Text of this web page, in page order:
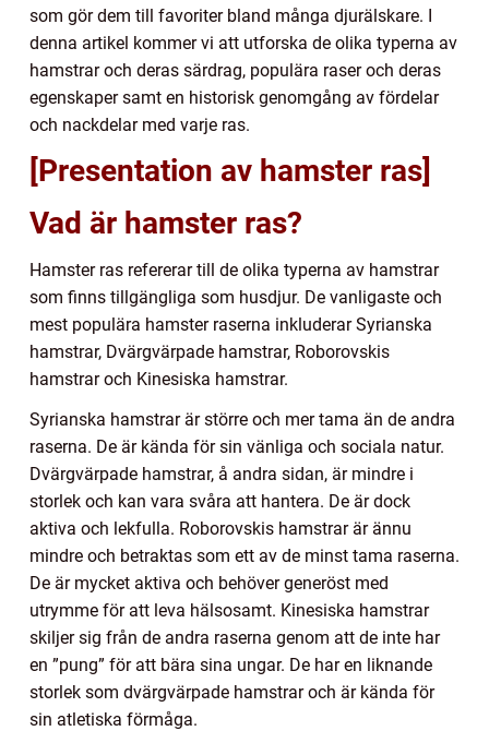
som gör dem till favoriter bland många djurälskare. I
denna artikel kommer vi att utforska de olika typerna av
hamstrar och deras särdrag, populära raser och deras
egenskaper samt en historisk genomgång av fördelar
och nackdelar med varje ras.
[Presentation av hamster ras]
Vad är hamster ras?
Hamster ras refererar till de olika typerna av hamstrar
som finns tillgängliga som husdjur. De vanligaste och
mest populära hamster raserna inkluderar Syrianska
hamstrar, Dvärgvärpade hamstrar, Roborovskis
hamstrar och Kinesiska hamstrar.
Syrianska hamstrar är större och mer tama än de andra
raserna. De är kända för sin vänliga och sociala natur.
Dvärgvärpade hamstrar, å andra sidan, är mindre i
storlek och kan vara svåra att hantera. De är dock
aktiva och lekfulla. Roborovskis hamstrar är ännu
mindre och betraktas som ett av de minst tama raserna.
De är mycket aktiva och behöver generöst med
utrymme för att leva hälsosamt. Kinesiska hamstrar
skiljer sig från de andra raserna genom att de inte har
en ”pung” för att bära sina ungar. De har en liknande
storlek som dvärgvärpade hamstrar och är kända för
sin atletiska förmåga.